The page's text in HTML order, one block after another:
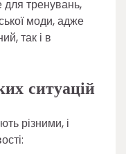
для тренувань,
моди, адже
так і в
ситуацій
різними, і